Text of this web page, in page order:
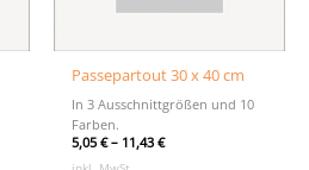
Passepartout 30 x 40 cm
In 3 Ausschnittgrößen und 10
Farben.
5,05€– 11,43€